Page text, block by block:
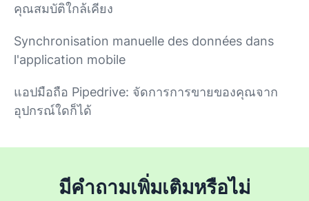
คุณสมบัติใกล้เคียง
Synchronisation manuelle des données dans
l'application mobile
แอปมือถือ Pipedrive: จัดการการขายของคุณจาก
อุปกรณ์ใดก็ได้
มีคำถามเพิ่มเติมหรือไม่